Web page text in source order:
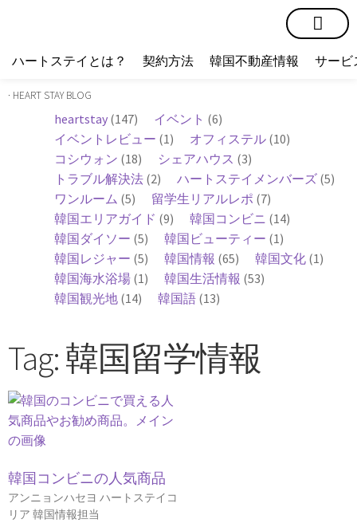
ハートステイとは？ 契約方法 韓国不動産情報 サービ
· HEART STAY BLOG
heartstay (147) イベント (6)
イベントレビュー (1) オフィステル (10)
コシウォン (18) シェアハウス (3)
トラブル解決法 (2) ハートステイメンバーズ (5)
ワンルーム (5) 留学生リアルレポ (7)
韓国エリアガイド (9) 韓国コンビニ (14)
韓国ダイソー (5) 韓国ビューティー (1)
韓国レジャー (5) 韓国情報 (65) 韓国文化 (1)
韓国海水浴場 (1) 韓国生活情報 (53)
韓国観光地 (14) 韓国語 (13)
Tag: 韓国留学情報
韓国コンビニの人気商品
アンニョンハセヨ ハートステイコ
リア 韓国情報担当